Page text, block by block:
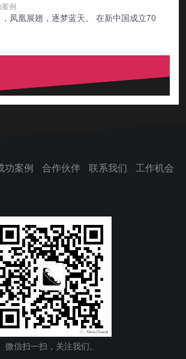
案例
凤凰展翅，逐梦蓝天。 在新中国成立70
功案例 合作伙伴 联系我们 工作机会
微信扫一扫，关注我们。